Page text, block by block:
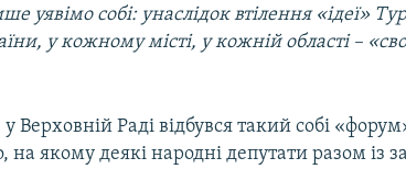
уявімо собі: унаслідок втілення «ідеї»
у кожному місті, у кожній області –
Верховній Раді відбувся такий собі
на якому деякі народні депутати разом із